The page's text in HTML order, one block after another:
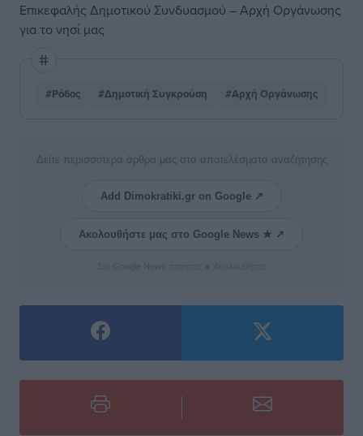
Επικεφαλής Δημοτικού Συνδυασμού – Αρχή Οργάνωσης
για το νησί μας
#Ρόδος #Δημοτική Συγκρούση #Αρχή Οργάνωσης
Δείτε περισσότερα άρθρα μας στα αποτελέσματα αναζήτησης
Add Dimokratiki.gr on Google ↗
Ακολουθήστε μας στο Google News ★ ↗